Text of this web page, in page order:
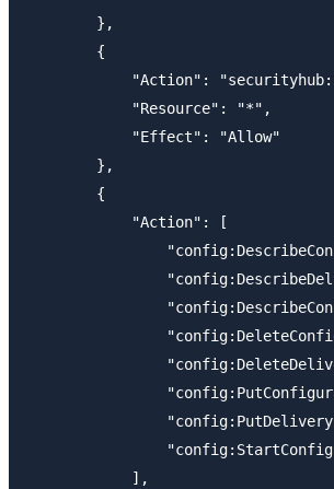
        },
        {
"Action":
            "Resource": "*",
            "Effect": "Allow"
        },
        {
            "Action": [
            ],